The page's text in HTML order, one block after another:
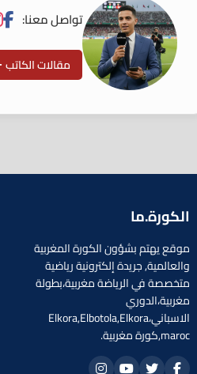
تواصل معنا:
مقالات الكاتب
الكورة.ما
موقع يهتم بشؤون الكورة المغربية
والعالمية, جريدة إلكترونية رياضية
متخصصة في الرياضة مغربية،بطولة
مغربية،الدوري
الاسباني،Elkora,Elbotola,Elkora
maroc,كورة مغربية.